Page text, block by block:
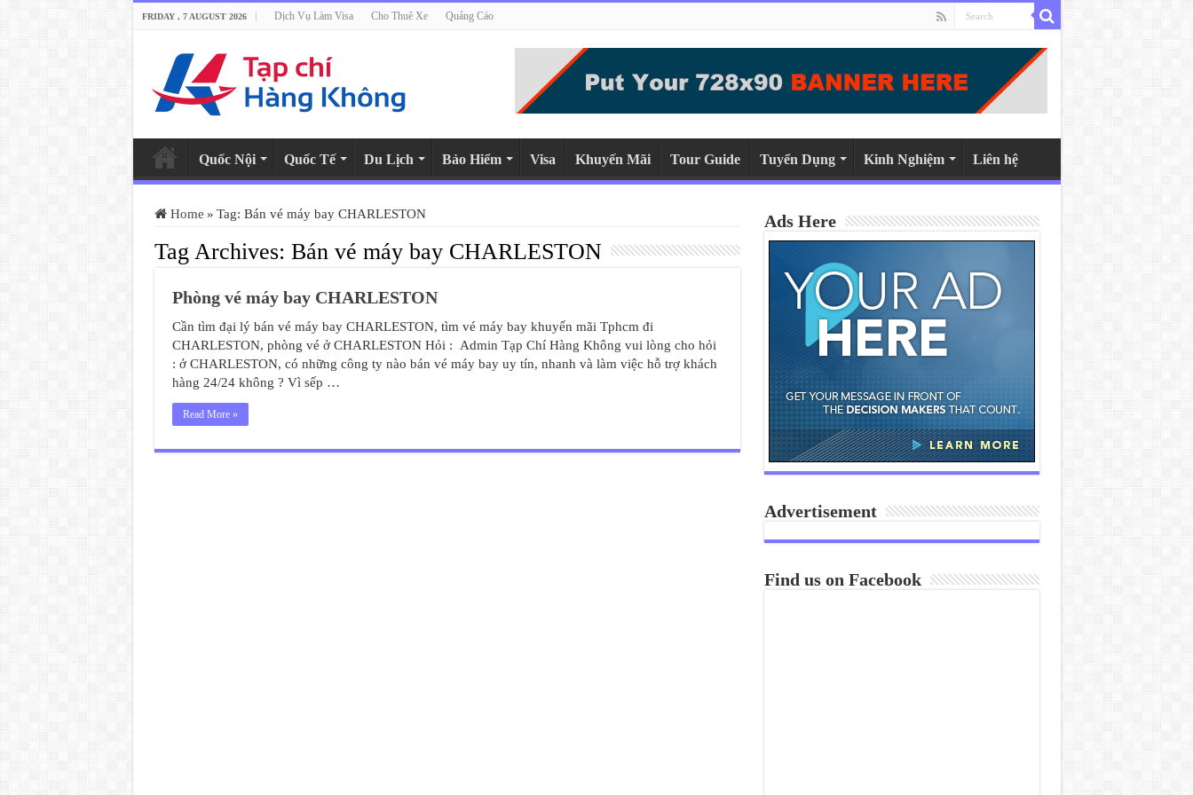
FRIDAY , 7 AUGUST 2026 Dịch Vụ Làm Visa Cho Thuê Xe Quảng Cáo
Quốc Nội Quốc Tế Du Lịch Bảo Hiểm Visa Khuyến Mãi Tour Guide Tuyển Dụng Kinh Nghiệm Liên hệ
Home » Tag: Bán vé máy bay CHARLESTON
Tag Archives: Bán vé máy bay CHARLESTON
Phòng vé máy bay CHARLESTON
Cần tìm đại lý bán vé máy bay CHARLESTON, tìm vé máy bay khuyến mãi Tphcm đi
CHARLESTON, phòng vé ở CHARLESTON Hỏi : Admin Tạp Chí Hàng Không vui lòng cho hỏi
: ở CHARLESTON, có những công ty nào bán vé máy bay uy tín, nhanh và làm việc hỗ trợ khách
hàng 24/24 không ? Vì sếp …
Read More »
Ads Here
Advertisement
Find us on Facebook